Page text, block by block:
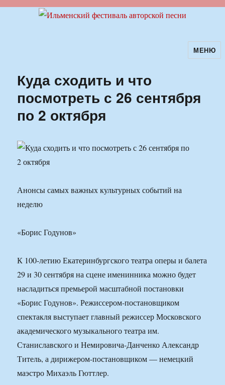
Ильменский фестиваль авторскойМЕНЮ
Куда сходить и что
посмотреть с 26 сентября
по 2 октября
Анонсы самых важных культурных событий на
неделю
«Борис Годунов»
К 100-летию Екатеринбургского театра оперы и балета
29 и 30 сентября на сцене именинника можно будет
насладиться премьерой масштабной постановки
«Борис Годунов». Режиссером-постановщиком
спектакля выступает главный режиссер Московского
академического музыкального театра им.
Станиславского и Немировича-Данченко Александр
Титель, а дирижером-постановщиком — немецкий
маэстро Михаэль Гюттлер.